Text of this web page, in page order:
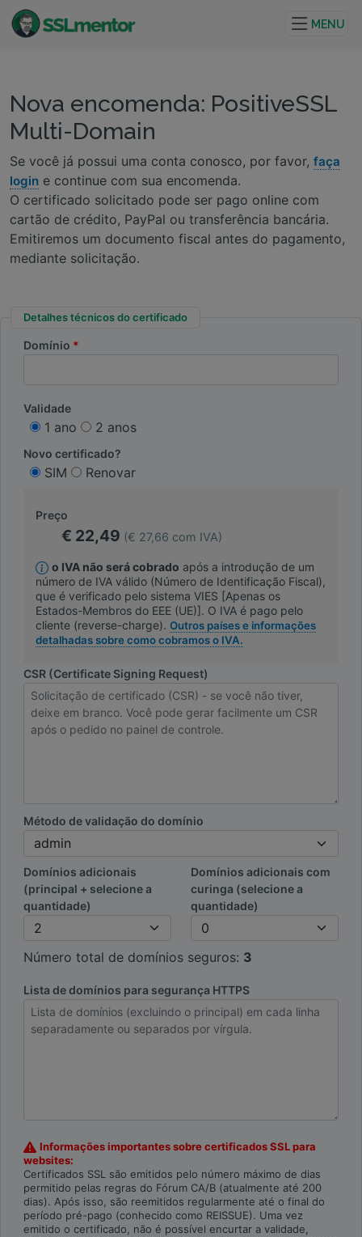
projetos de internet.
MENU
Nova encomenda: PositiveSSL
Multi-Domain
Se você já possui uma conta conosco, por favor, faça
login e continue com sua encomenda.
O certificado solicitado pode ser pago online com
cartão de crédito, PayPal ou transferência bancária.
Emitiremos um documento fiscal antes do pagamento,
mediante solicitação.
Detalhes técnicos do certificado
Domínio
Validade
1 ano 2 anos
Novo certificado?
SIM Renovar
Preço
€ 22,49 (€ 27,66 com IVA)
o IVA não será cobrado após a introdução de um
número de IVA válido (Número de Identificação Fiscal),
que é verificado pelo sistema VIES [Apenas os
Estados-Membros do EEE (UE)]. O IVA é pago pelo
cliente (reverse-charge). Outros países e informações
detalhadas sobre como cobramos o IVA.
CSR (Certificate Signing Request)
Método de validação do domínio
Domínios adicionais
(principal + selecione a
quantidade)
Domínios adicionais com
curinga (selecione a
quantidade)
Número total de domínios seguros: 3
Lista de domínios para segurança HTTPS
Informações importantes sobre certificados SSL para
websites:
Certificados SSL são emitidos pelo número máximo de dias
permitido pelas regras do Fórum CA/B (atualmente até 200
dias). Após isso, são reemitidos regularmente até o final do
período pré-pago (conhecido como REISSUE). Uma vez
emitido o certificado, não é possível encurtar a validade,